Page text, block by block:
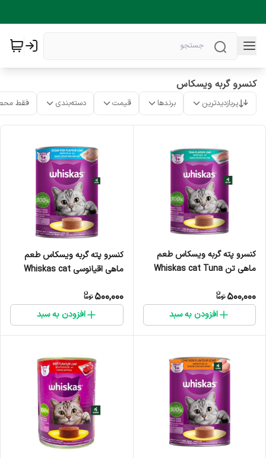
کنسرو گربه ویسکاس
پربازدیدترین برندها قیمت دسته‌بندی فقط
کنسرو پته گربه ویسکاس طعم
ماهی تن Whiskas cat Tuna
500,000
افزودن به سبد
کنسرو پته گربه ویسکاس طعم
ماهی اقیانوسی Whiskas cat
500,000
افزودن به سبد